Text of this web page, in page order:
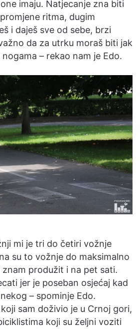
imaju. Natjecanje zna biti
ritma, dugim
i daješ sve od sebe, brzi
da za utrku moraš biti jak
– rekao nam je Edo.
mi je tri do četiri vožnje
su to vožnje do maksimalno
produžit i na pet sati.
jer je poseban osjećaj kad
– spominje Edo.
sam doživio je u Crnoj gori,
koji su željni voziti